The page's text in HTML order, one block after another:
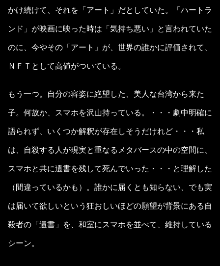
かけ続けて、それを「アート」だとしていた。「ハートラ
ンド」が映画に映った時は「気持ち悪い」と言われていた
のに、今やその「アート」が、世界の誰かに評価されて、
ＮＦＴとして高値がついている。
もう一つ。自分の容姿に絶望した、美人な台湾から来た
子。何故か、スマホを沢山持っている。・・・劇中明確に
語られず、いくつか解釈が存在しそうだけれど・・・私
は、自殺する人が現実と重なるメタバースの中の空間に、
スマホと共に遺書を残して死んでいった・・・と理解した
（間違っているかも）。誰かに届くとも知らない、でも実
は届いて欲しいという狂おしいほどの願望が背景にある自
殺者の「遺書」を、和室にスマホを並べて、維持している
シーン。